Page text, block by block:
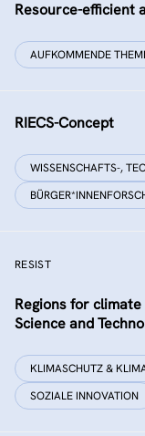
Resource-efficient
AUFKOMMENDE
RIECS-Concept
WISSENSCHAFTS-,
RESIST
Regions for
Science and
KLIMASCHUTZ &
SOZIALE INNOVATION